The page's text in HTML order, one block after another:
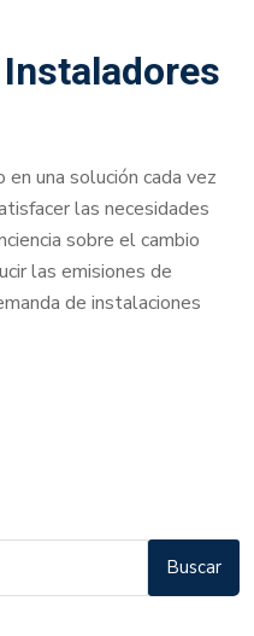
una solución cada vez
las necesidades
sobre el cambio
las emisiones de
de instalaciones
Buscar